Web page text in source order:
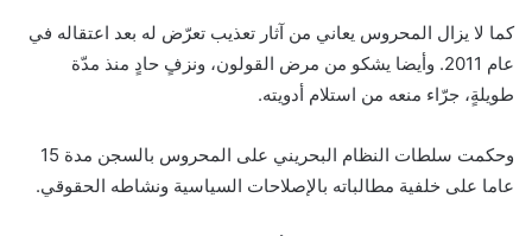
كما لا يزال المحروس يعاني من آثار تعذيب تعرّض له بعد اعتقاله في
عام 2011. وأيضا يشكو من مرض القولون، ونزفٍ حادٍ منذ مدّة
طويلةٍ، جرّاء منعه من استلام أدويته.
وحكمت سلطات النظام البحريني على المحروس بالسجن مدة 15
عاما على خلفية مطالباته بالإصلاحات السياسية ونشاطه الحقوقي.